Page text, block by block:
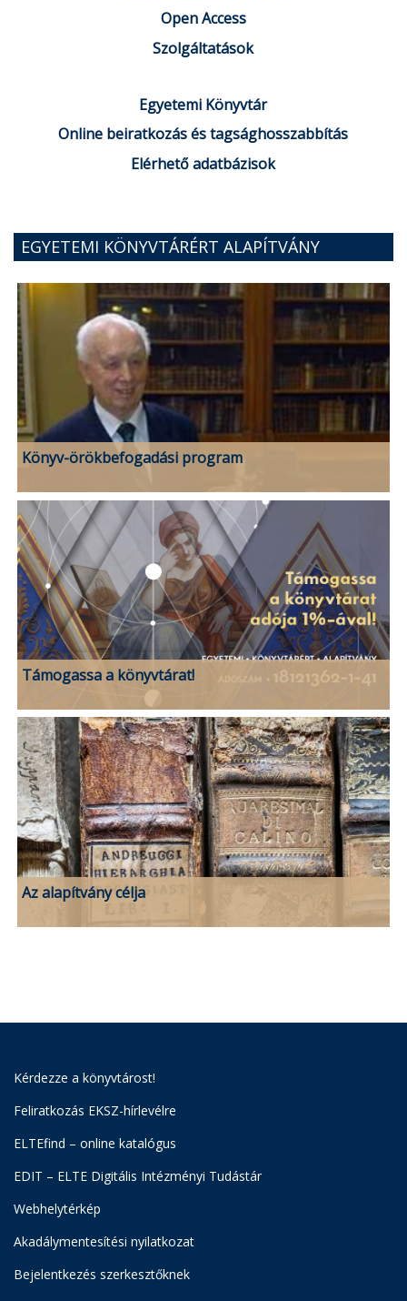
Open Access
Szolgáltatások
Egyetemi Könyvtár
Online beiratkozás és tagsághosszabbítás
Elérhető adatbázisok
EGYETEMI KÖNYVTÁRÉRT ALAPÍTVÁNY
Könyv-örökbefogadási program
Támogassa a könyvtárat!
Az alapítvány célja
Kérdezze a könyvtárost!
Feliratkozás EKSZ-hírlevélre
ELTEfind – online katalógus
EDIT – ELTE Digitális Intézményi Tudástár
Webhelytérkép
Akadálymentesítési nyilatkozat
Bejelentkezés szerkesztőknek